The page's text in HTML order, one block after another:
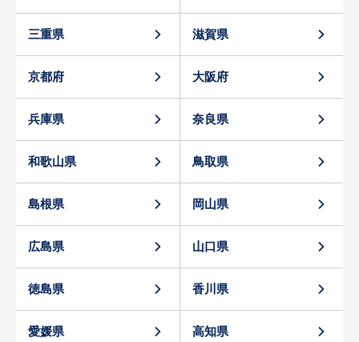
三重県 滋賀県
京都府 大阪府
兵庫県 奈良県
和歌山県 鳥取県
島根県 岡山県
広島県 山口県
徳島県 香川県
愛媛県 高知県